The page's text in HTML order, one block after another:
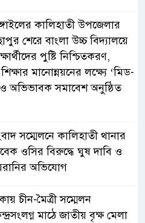
কালিহাতী উপজেলার
শেরে বাংলা উচ্চ বিদ্যালয়ে
পুষ্টি নিশ্চিতকরণ,
মানোন্নয়নের লক্ষ্যে ‘মিড-
ও অভিভাবক সমাবেশ অনুষ্ঠিত
সম্মেলনে কালিহাতী থানার
ওসির বিরুদ্ধে ঘুষ দাবি ও
অভিযোগ
চীন-মৈত্রী সম্মেলন
মাঠে জাতীয় বৃক্ষ মেলা